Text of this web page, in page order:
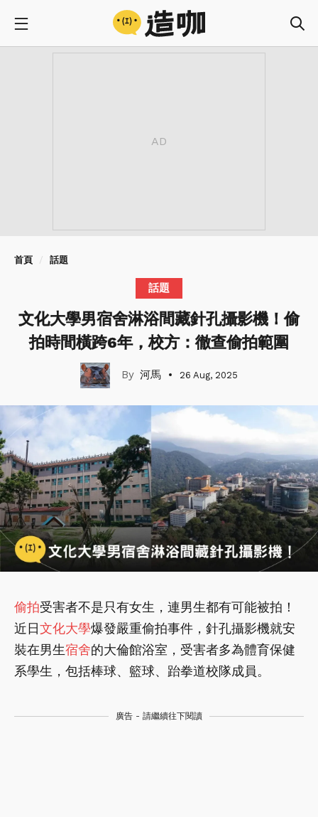
首頁 話題
話題
文化大學男宿舍淋浴間藏針孔攝影機！偷
拍時間橫跨6年，校方：徹查偷拍範圍
河馬 26 Aug, 2025
偷拍受害者不是只有女生，連男生都有可能被拍！
近日文化大學爆發嚴重偷拍事件，針孔攝影機就安
裝在男生宿舍的大倫館浴室，受害者多為體育保健
系學生，包括棒球、籃球、跆拳道校隊成員。
廣告 - 請繼續往下閱讀